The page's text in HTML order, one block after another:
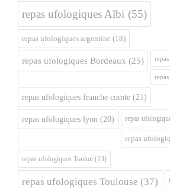
repas ufologiques Albi (55)
repas ufologiques argentine (18)
repas ufologiques Bordeaux (25)
repas ufologiques franche comte (21)
repas ufologiques lyon (20) repas
repas
repas ufologiques Toulon (13)
repas ufologiques Toulouse (37)